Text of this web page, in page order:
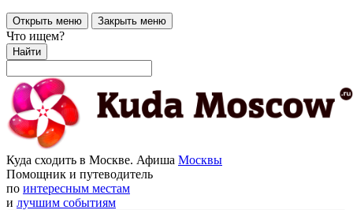
Открыть меню Закрыть меню
Что ищем?
Найти
Куда сходить в Москве. Афиша Москвы
Помощник и путеводитель
по интересным местам
и лучшим событиям